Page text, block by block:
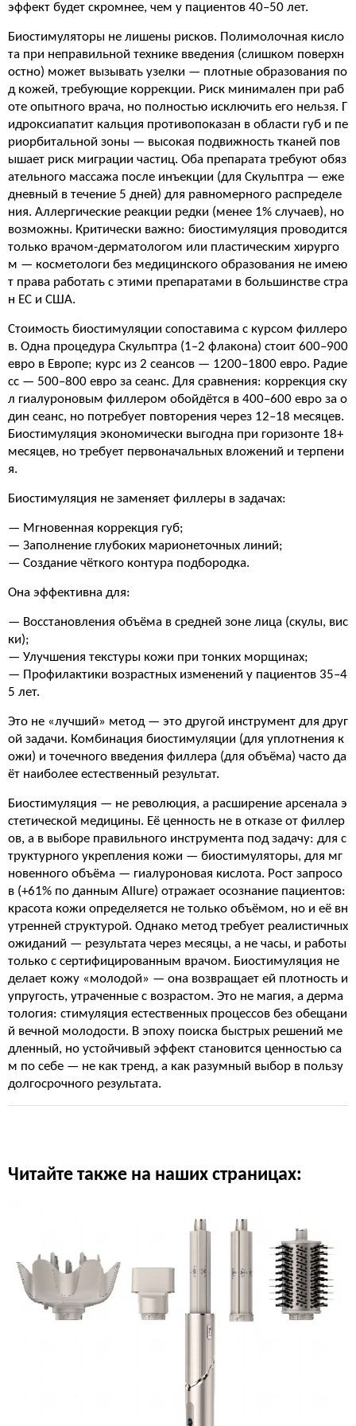
эффект будет скромнее, чем у пациентов 40–50 лет.
Биостимуляторы не лишены рисков. Полимолочная кисло
та при неправильной технике введения (слишком поверхн
остно) может вызывать узелки — плотные образования по
д кожей, требующие коррекции. Риск минимален при раб
оте опытного врача, но полностью исключить его нельзя. Г
идроксиапатит кальция противопоказан в области губ и пе
риорбитальной зоны — высокая подвижность тканей пов
ышает риск миграции частиц. Оба препарата требуют обяз
ательного массажа после инъекции (для Скульптра — еже
дневный в течение 5 дней) для равномерного распределе
ния. Аллергические реакции редки (менее 1% случаев), но
возможны. Критически важно: биостимуляция проводится
только врачом-дерматологом или пластическим хирурго
м — косметологи без медицинского образования не имею
т права работать с этими препаратами в большинстве стра
н ЕС и США.
Стоимость биостимуляции сопоставима с курсом филлеро
в. Одна процедура Скульптра (1–2 флакона) стоит 600–900
евро в Европе; курс из 2 сеансов — 1200–1800 евро. Радие
сс — 500–800 евро за сеанс. Для сравнения: коррекция ску
л гиалуроновым филлером обойдётся в 400–600 евро за о
дин сеанс, но потребует повторения через 12–18 месяцев.
Биостимуляция экономически выгодна при горизонте 18+
месяцев, но требует первоначальных вложений и терпени
я.
Биостимуляция не заменяет филлеры в задачах:
— Мгновенная коррекция губ;
— Заполнение глубоких марионеточных линий;
— Создание чёткого контура подбородка.
Она эффективна для:
— Восстановления объёма в средней зоне лица (скулы, вис
ки);
— Улучшения текстуры кожи при тонких морщинах;
— Профилактики возрастных изменений у пациентов 35–4
5 лет.
Это не «лучший» метод — это другой инструмент для друг
ой задачи. Комбинация биостимуляции (для уплотнения к
ожи) и точечного введения филлера (для объёма) часто да
ёт наиболее естественный результат.
Биостимуляция — не революция, а расширение арсенала э
стетической медицины. Её ценность не в отказе от филлер
ов, а в выборе правильного инструмента под задачу: для с
труктурного укрепления кожи — биостимуляторы, для мг
новенного объёма — гиалуроновая кислота. Рост запросо
в (+61% по данным Allure) отражает осознание пациентов:
красота кожи определяется не только объёмом, но и её вн
утренней структурой. Однако метод требует реалистичных
ожиданий — результата через месяцы, а не часы, и работы
только с сертифицированным врачом. Биостимуляция не
делает кожу «молодой» — она возвращает ей плотность и
упругость, утраченные с возрастом. Это не магия, а дерма
тология: стимуляция естественных процессов без обещани
й вечной молодости. В эпоху поиска быстрых решений ме
дленный, но устойчивый эффект становится ценностью са
м по себе — не как тренд, а как разумный выбор в пользу
долгосрочного результата.
Читайте также на наших страницах: